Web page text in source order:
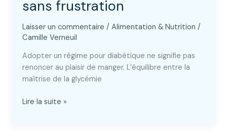
sans frustration
Laisser un commentaire /Alimentation & Nutrition /
Camille Verneuil
Adopter un régime pour diabétique ne signifie pas
renoncer au plaisir de manger. L’équilibre entre la
maîtrise de la glycémie
Régime
Lire la suite »